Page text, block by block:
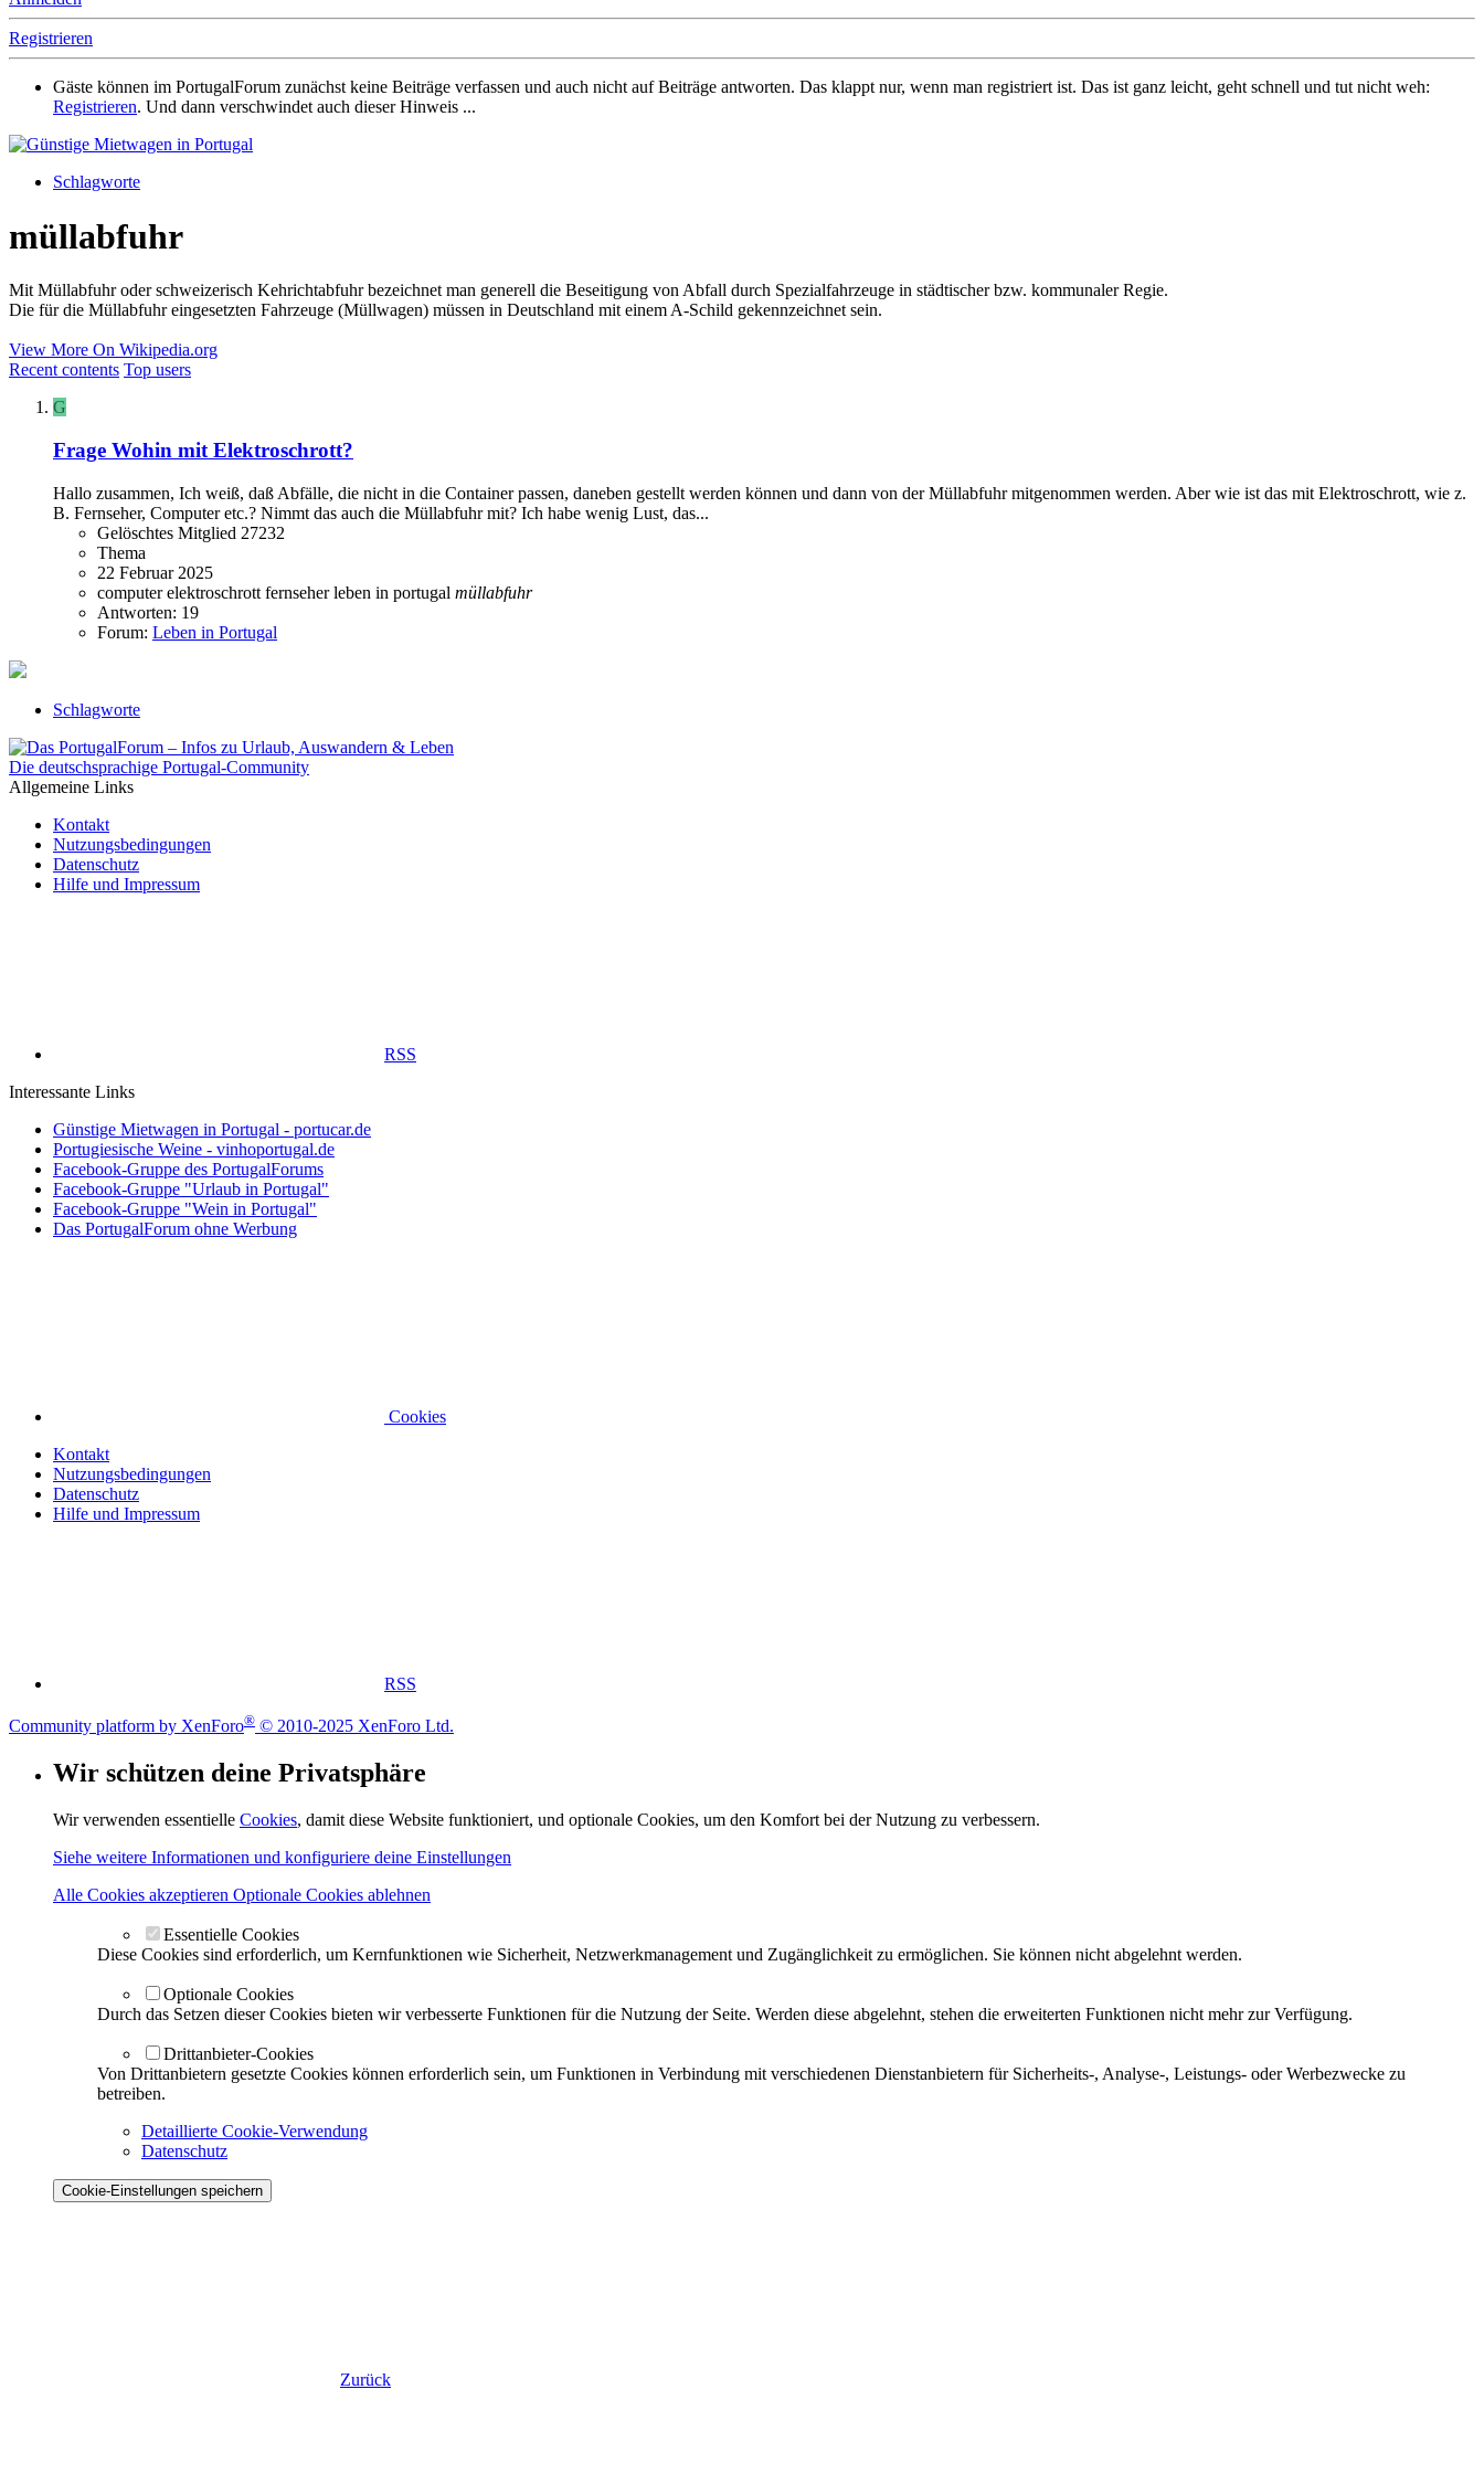
Registrieren
Gäste können im PortugalForum zunächst keine Beiträge verfassen und auch nicht auf Beiträge antworten. Das klappt nur, wenn man registriert ist. Das ist ganz leicht, geht schnell und tut nicht weh:
Registrieren. Und dann verschwindet auch dieser Hinweis ...
Schlagworte
müllabfuhr
Mit Müllabfuhr oder schweizerisch Kehrichtabfuhr bezeichnet man generell die Beseitigung von Abfall durch Spezialfahrzeuge in städtischer bzw. kommunaler Regie.
Die für die Müllabfuhr eingesetzten Fahrzeuge (Müllwagen) müssen in Deutschland mit einem A-Schild gekennzeichnet sein.
View More On Wikipedia.org
Recent contents Top users
G
Frage Wohin mit Elektroschrott?
Hallo zusammen, Ich weiß, daß Abfälle, die nicht in die Container passen, daneben gestellt werden können und dann von der Müllabfuhr mitgenommen werden. Aber wie ist das mit Elektroschrott, wie z.
B. Fernseher, Computer etc.? Nimmt das auch die Müllabfuhr mit? Ich habe wenig Lust, das...
Gelöschtes Mitglied 27232
Thema
22 Februar 2025
computerelektroschrott fernseherleben in portugal müllabfuhr
Antworten: 19
Forum: Leben in Portugal
Schlagworte
Die deutschsprachige Portugal-Community
Allgemeine Links
Kontakt
Nutzungsbedingungen
Datenschutz
Hilfe und Impressum
RSS
Interessante Links
Günstige Mietwagen in Portugal - portucar.de
Portugiesische Weine - vinhoportugal.de
Facebook-Gruppe des PortugalForums
Facebook-Gruppe "Urlaub in Portugal"
Facebook-Gruppe "Wein in Portugal"
Das PortugalForum ohne Werbung
Cookies
Kontakt
Nutzungsbedingungen
Datenschutz
Hilfe und Impressum
RSS
Community platform by XenForo® © 2010-2025 XenForo Ltd.
Wir schützen deine Privatsphäre
Wir verwenden essentielle Cookies, damit diese Website funktioniert, und optionale Cookies, um den Komfort bei der Nutzung zu verbessern.
Siehe weitere Informationen und konfiguriere deine Einstellungen
Alle Cookies akzeptieren Optionale Cookies ablehnen
Essentielle Cookies
Diese Cookies sind erforderlich, um Kernfunktionen wie Sicherheit, Netzwerkmanagement und Zugänglichkeit zu ermöglichen. Sie können nicht abgelehnt werden.
Optionale Cookies
Durch das Setzen dieser Cookies bieten wir verbesserte Funktionen für die Nutzung der Seite. Werden diese abgelehnt, stehen die erweiterten Funktionen nicht mehr zur Verfügung.
Drittanbieter-Cookies
Von Drittanbietern gesetzte Cookies können erforderlich sein, um Funktionen in Verbindung mit verschiedenen Dienstanbietern für Sicherheits-, Analyse-, Leistungs- oder Werbezwecke zu
betreiben.
Detaillierte Cookie-Verwendung
Datenschutz
Cookie-Einstellungen speichern
Zurück